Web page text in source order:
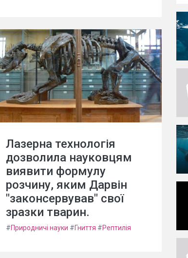
Лазерна технологія
дозволила науковцям
виявити формулу
розчину, яким Дарвін
"законсервував" свої
зразки тварин.
#Природничі науки #Гниття #Рептилія